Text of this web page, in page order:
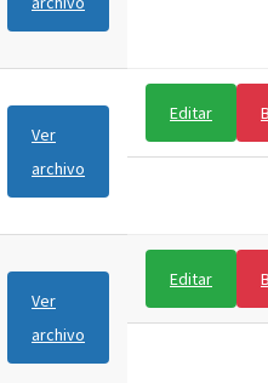
Ver
archivo
Editar
Ver
archivo
Editar